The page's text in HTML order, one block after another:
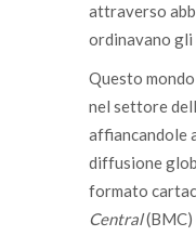
attraverso
ordinavano
Questo
nel settore
affiancandole
diffusione
formato
Central(BMC)